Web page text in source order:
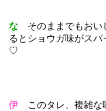
な そのままでもおい
るとショウガ味がス
♡
伊 このタレ、複雑な